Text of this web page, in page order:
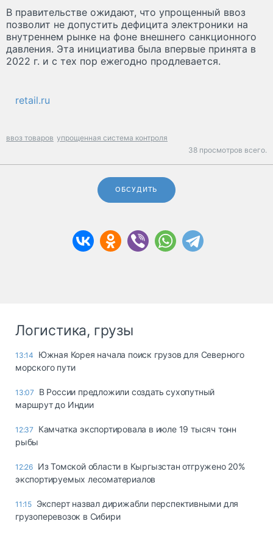
В правительстве ожидают, что упрощенный ввоз
позволит не допустить дефицита электроники на
внутреннем рынке на фоне внешнего санкционного
давления. Эта инициатива была впервые принята в
2022 г. и с тех пор ежегодно продлевается.
retail.ru
ввоз товаров упрощенная система контроля
38 просмотров всего.
ОБСУДИТЬ
Логистика, грузы
13:14
Южная Корея начала поиск грузов для Северного
морского пути
13:07
В России предложили создать сухопутный
маршрут до Индии
12:37
Камчатка экспортировала в июле 19 тысяч тонн
рыбы
12:26 Из Томской области в Кыргызстан отгружено 20%
экспортируемых лесоматериалов
11:15 Эксперт назвал дирижабли перспективными для
грузоперевозок в Сибири